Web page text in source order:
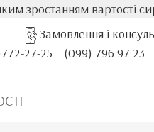
вартості сировини
Замовлення і
27-25
(099) 796 97 23